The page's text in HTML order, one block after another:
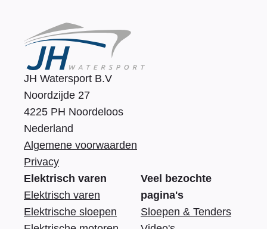
JH Watersport B.V
Noordzijde 27
4225 PH Noordeloos
Nederland
Algemene voorwaarden
Privacy
Elektrisch varen
Elektrisch varen
Elektrische sloepen
Veel bezochte
pagina's
Sloepen & Tenders